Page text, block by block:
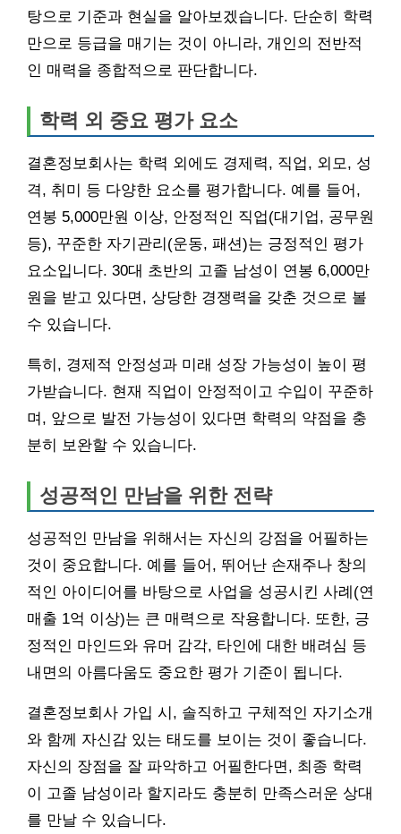
탕으로 기준과 현실을 알아보겠습니다. 단순히 학력
만으로 등급을 매기는 것이 아니라, 개인의 전반적
인 매력을 종합적으로 판단합니다.
학력 외 중요 평가 요소
결혼정보회사는 학력 외에도 경제력, 직업, 외모, 성
격, 취미 등 다양한 요소를 평가합니다. 예를 들어,
연봉 5,000만원 이상, 안정적인 직업(대기업, 공무원
등), 꾸준한 자기관리(운동, 패션)는 긍정적인 평가
요소입니다. 30대 초반의 고졸 남성이 연봉 6,000만
원을 받고 있다면, 상당한 경쟁력을 갖춘 것으로 볼
수 있습니다.
특히, 경제적 안정성과 미래 성장 가능성이 높이 평
가받습니다. 현재 직업이 안정적이고 수입이 꾸준하
며, 앞으로 발전 가능성이 있다면 학력의 약점을 충
분히 보완할 수 있습니다.
성공적인 만남을 위한 전략
성공적인 만남을 위해서는 자신의 강점을 어필하는
것이 중요합니다. 예를 들어, 뛰어난 손재주나 창의
적인 아이디어를 바탕으로 사업을 성공시킨 사례(연
매출 1억 이상)는 큰 매력으로 작용합니다. 또한, 긍
정적인 마인드와 유머 감각, 타인에 대한 배려심 등
내면의 아름다움도 중요한 평가 기준이 됩니다.
결혼정보회사 가입 시, 솔직하고 구체적인 자기소개
와 함께 자신감 있는 태도를 보이는 것이 좋습니다.
자신의 장점을 잘 파악하고 어필한다면, 최종 학력
이 고졸 남성이라 할지라도 충분히 만족스러운 상대
를 만날 수 있습니다.